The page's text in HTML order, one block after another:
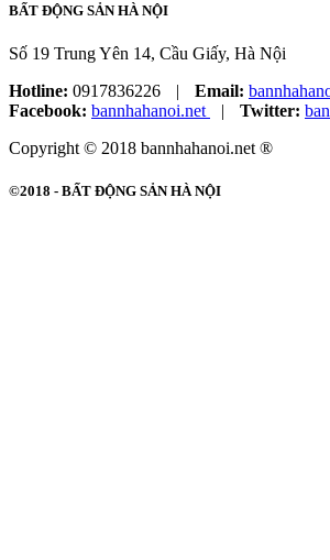
BẤT ĐỘNG SẢN HÀ NỘI
Số 19 Trung Yên 14, Cầu Giấy, Hà Nội
Hotline: 0917836226 | Email:
Facebook: bannhahanoi.net | Twitter:
Copyright © 2018 bannhahanoi.net ®
©2018 - BẤT ĐỘNG SẢN HÀ NỘI